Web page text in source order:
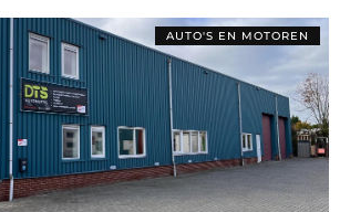
AUTO'S EN MOTOREN